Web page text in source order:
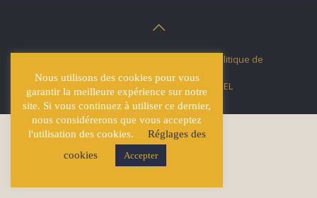
- Politique de
confidentialité
Site développé par
Lucas GICQUEL
Nous utilisons des cookies pour vous
garantir la meilleure expérience sur notre
site. Si vous continuez à utiliser ce dernier,
nous considérerons que vous acceptez
l'utilisation des cookies.
Réglages des
cookies
Accepter